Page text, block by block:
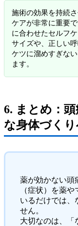
施術の効果を持続
ケアが非常に重要
に合わせたセルフ
サイズや、正しい
ケツに溜めすぎな
ます。
6. まとめ：
な身体づく
薬が効かない頭
（症状）を薬
いるだけでは、
せん。
大切なのは、「